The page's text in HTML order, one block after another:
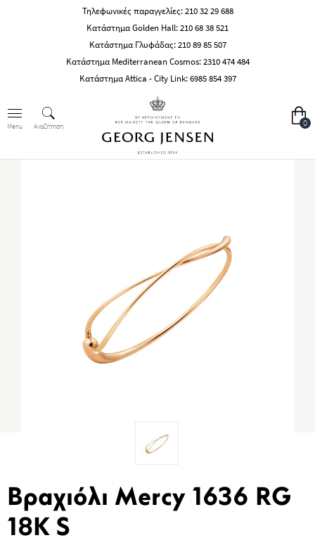
Τηλεφωνικές παραγγελίες:210 32 29 688
Κατάστημα Golden Hall:210 68 38 521
Κατάστημα Γλυφάδας:210 89 85 507
Κατάστημα Mediterranean Cosmos:2310 474 484
Κατάστημα Attica - City Link:6985 854 397
Menu Αναζήτηση 0
Βραχιόλι Mercy 1636 RG
18K S